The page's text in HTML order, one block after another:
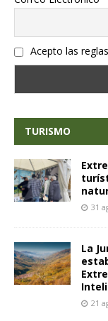
Acepto las
TURISMO
31
La
21